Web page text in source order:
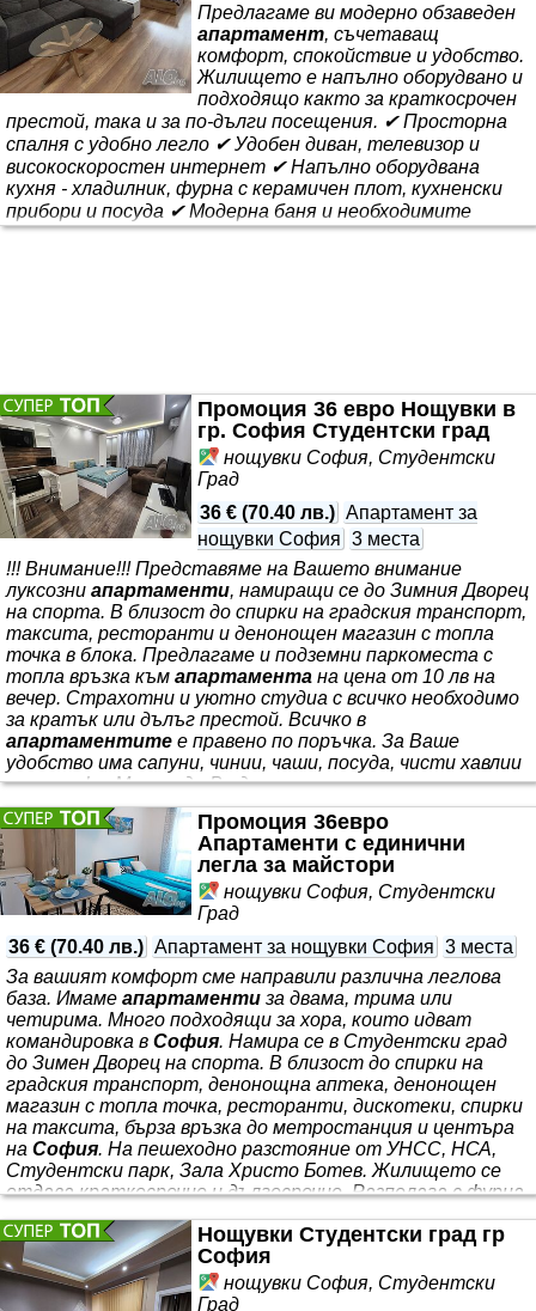
Предлагаме ви модерно обзаведен
апартамент, съчетаващ
комфорт, спокойствие и удобство.
Жилището е напълно оборудвано и
подходящо както за краткосрочен
престой, така и за по-дълги посещения. ✔ Просторна
спалня с удобно легло ✔ Удобен диван, телевизор и
високоскоростен интернет ✔ Напълно оборудвана
кухня - хладилник, фурна с керамичен плот, кухненски
прибори и посуда ✔ Модерна баня и необходимите
удобства ✔ Климатик за идеален комфорт през всеки
Промоция 36 евро Нощувки в
гр. София Студентски град
нощувки София, Студентски
Град
36 € (70.40 лв.) Апартамент за
нощувки София 3 места
!!! Внимание!!! Представяме на Вашето внимание
луксозни апартаменти, намиращи се до Зимния Дворец
на спорта. В близост до спирки на градския транспорт,
таксита, ресторанти и денонощен магазин с топла
точка в блока. Предлагаме и подземни паркоместа с
топла връзка към апартамента на цена от 10 лв на
вечер. Страхотни и уютно студиа с всичко необходимо
за кратък или дълъг престой. Всичко в
апартаментите е правено по поръчка. За Ваше
удобство има сапуни, чинии, чаши, посуда, чисти хавлии
и чаршафи. Можем да Ви донесем ютия или сешоар, ако
имате нужда. Не се колебайте да ни позвъните. Ние ще
се погрижим
Промоция 36евро
Апартаменти с единични
легла за майстори
нощувки София, Студентски
Град
36 € (70.40 лв.) Апартамент за нощувки София 3 места
За вашият комфорт сме направили различна леглова
база. Имаме апартаменти за двама, трима или
четирима. Много подходящи за хора, които идват
командировка в София. Намира се в Студентски град
до Зимен Дворец на спорта. В близост до спирки на
градския транспорт, денонощна аптека, денонощен
магазин с топла точка, ресторанти, дискотеки, спирки
на таксита, бърза връзка до метростанция и центъра
на София. На пешеходно разстояние от УНСС, НСА,
Студентски парк, Зала Христо Ботев. Жилището се
отдава краткосрочно и дългосрочно. Разполага с фурна,
Чинии, чаши
Нощувки Студентски град гр
София
нощувки София, Студентски
Град